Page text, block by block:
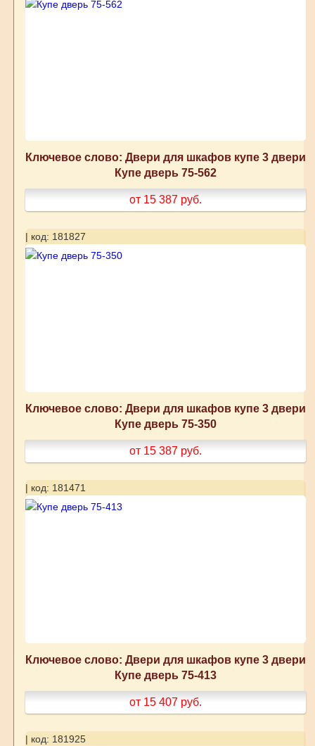
Ключевое слово: Двери для шкафов купе 3 двери
Купе дверь 75-562
от 15 387 руб.
| код: 181827
Ключевое слово: Двери для шкафов купе 3 двери
Купе дверь 75-350
от 15 387 руб.
| код: 181471
Ключевое слово: Двери для шкафов купе 3 двери
Купе дверь 75-413
от 15 407 руб.
| код: 181925